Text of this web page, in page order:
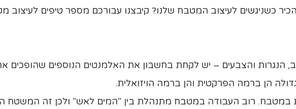
כשניגשים לעיצוב המטבח שלנו? קיבצנו עבורכם מספר טיפים
הנגרות והצבעים – יש לקחת בחשבון את האלמנטים הנוספים
הן ברמה הפרקטית והן ברמה הויזואלית.
רוב העבודה במטבח מתנהלת בין "המים לאש" ולכן זה המשטח